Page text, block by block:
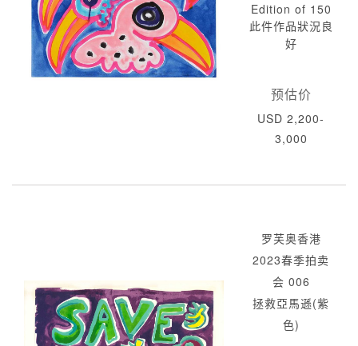
Edition of 150
此件作品狀況良
好
预估价
USD 2,200-
3,000
罗芙奥香港
2023春季拍卖
会 006
拯救亞馬遜(紫
色)